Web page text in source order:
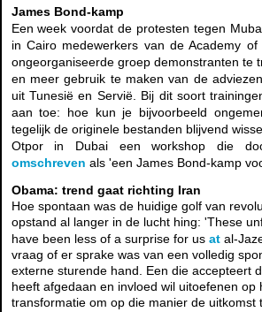
James Bond-kamp
Een week voordat de protesten tegen
in Cairo medewerkers van de Academy
ongeorganiseerde groep demonstranten te
en meer gebruik te maken van de
uit Tunesië en Servië. Bij dit soort
aan toe: hoe kun je bijvoorbeeld
tegelijk de originele bestanden blijvend
Otpor in Dubai een workshop die
omschreven als 'een James Bond-kamp
Obama: trend gaat richting Iran
Hoe spontaan was de huidige golf van
opstand al langer in de lucht hing: 'These
have been less of a surprise for us atal-
vraag of er sprake was van een volledig
externe sturende hand. Een die accepteert
heeft afgedaan en invloed wil uitoefenen op
transformatie om op die manier de uitkomst